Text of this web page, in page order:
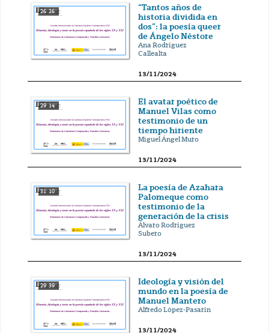
26' 26''
“Tantos años de
historia dividida en
dos”: la poesía queer
de Ángelo Néstore
Ana Rodríguez
Callealta
13/11/2024
29' 14''
El avatar poético de
Manuel Vilas como
testimonio de un
tiempo hiriente
Miguel Ángel Muro
13/11/2024
31' 10''
La poesía de Azahara
Palomeque como
testimonio de la
generación de la crisis
Álvaro Rodríguez
Subero
13/11/2024
29' 39''
Ideología y visión del
mundo en la poesía de
Manuel Mantero
Alfredo López-Pasarín
13/11/2024